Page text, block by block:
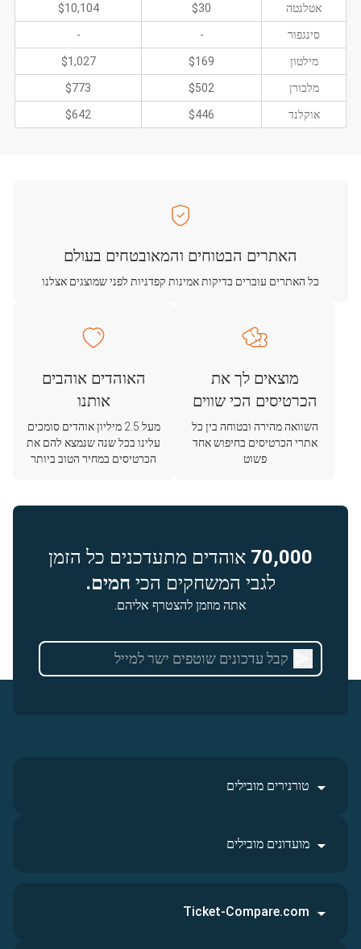
אטלנטה $30
$10,104
סינגפור -
-
מילטון $169
$1,027
מלבורן $502
$773
אוקלנד $446
$642
האתרים הבטוחים והמאובטחים בעולם
כל האתרים עוברים בדיקות אמינות קפדניות לפני שמוצגים אצלנו
מוצאים לך את
הכרטיסים הכי שווים
השוואה מהירה ובטוחה בין כל
אתרי הכרטיסים בחיפוש אחד
פשוט
האוהדים אוהבים
אותנו
מעל 2.5 מיליון אוהדים סומכים
עלינו בכל שנה שנמצא להם את
הכרטיסים במחיר הטוב ביותר
70,000 אוהדים מתעדכנים כל הזמן
לגבי המשחקים הכי חמים.
אתה מוזמן להצטרף אליהם.
טורנירים מובילים
מועדונים מובילים
Ticket-Compare.com